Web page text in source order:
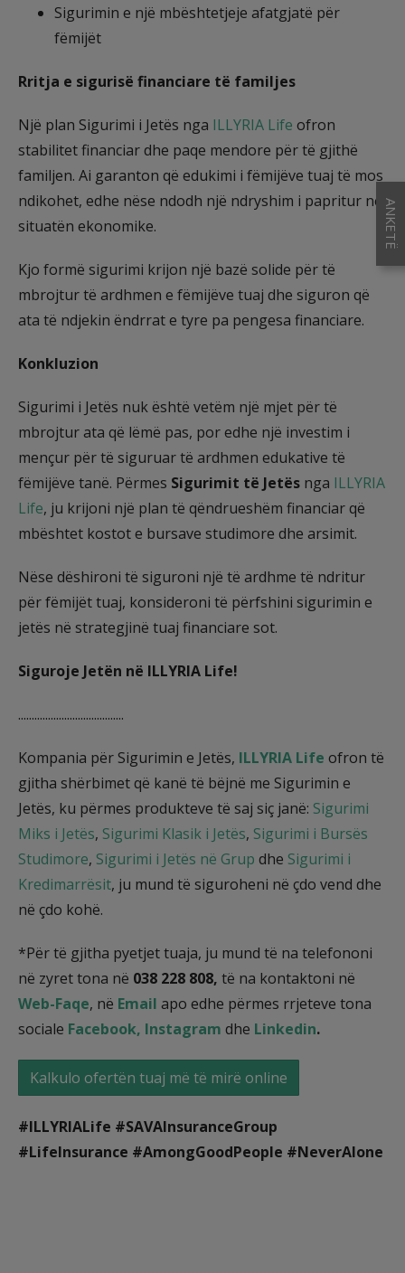
Sigurimin e një mbështetjeje afatgjatë për
fëmijët
Rritja e sigurisë financiare të familjes
Një plan Sigurimi i Jetës nga ILLYRIA Life ofron
stabilitet financiar dhe paqe mendore për të gjithë
familjen. Ai garanton që edukimi i fëmijëve tuaj të mos
ndikohet, edhe nëse ndodh një ndryshim i papritur në
situatën ekonomike.
Kjo formë sigurimi krijon një bazë solide për të
mbrojtur të ardhmen e fëmijëve tuaj dhe siguron që
ata të ndjekin ëndrrat e tyre pa pengesa financiare.
Konkluzion
Sigurimi i Jetës nuk është vetëm një mjet për të
mbrojtur ata që lëmë pas, por edhe një investim i
mençur për të siguruar të ardhmen edukative të
fëmijëve tanë. Përmes Sigurimit të Jetës nga ILLYRIA
Life, ju krijoni një plan të qëndrueshëm financiar që
mbështet kostot e bursave studimore dhe arsimit.
Nëse dëshironi të siguroni një të ardhme të ndritur
për fëmijët tuaj, konsideroni të përfshini sigurimin e
jetës në strategjinë tuaj financiare sot.
Siguroje Jetën në ILLYRIA Life!
.......................................
Kompania për Sigurimin e Jetës, ILLYRIA Life ofron të
gjitha shërbimet që kanë të bëjnë me Sigurimin e
Jetës, ku përmes produkteve të saj siç janë: Sigurimi
Miks i Jetës, Sigurimi Klasik i Jetës, Sigurimi i Bursës
Studimore, Sigurimi i Jetës në Grup dhe Sigurimi i
Kredimarrësit, ju mund të siguroheni në çdo vend dhe
në çdo kohë.
*Për të gjitha pyetjet tuaja, ju mund të na telefononi
në zyret tona në 038 228 808, të na kontaktoni në
Web-Faqe, në Email apo edhe përmes rrjeteve tona
sociale Facebook, Instagram dhe Linkedin.
Kalkulo ofertën tuaj më të mirë online
#ILLYRIALife #SAVAInsuranceGroup
#LifeInsurance #AmongGoodPeople #NeverAlone
ANKETË